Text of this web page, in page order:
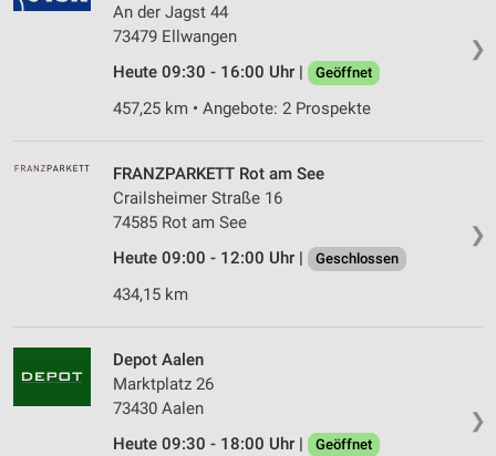
❯
An der Jagst 44
73479 Ellwangen
Heute 09:30 - 16:00 Uhr |
Geöffnet
457,25 km • Angebote: 2 Prospekte
❯
FRANZPARKETT Rot am See
Crailsheimer Straße 16
74585 Rot am See
Heute 09:00 - 12:00 Uhr |
Geschlossen
434,15 km
❯
Depot Aalen
Marktplatz 26
73430 Aalen
Heute 09:30 - 18:00 Uhr |
Geöffnet